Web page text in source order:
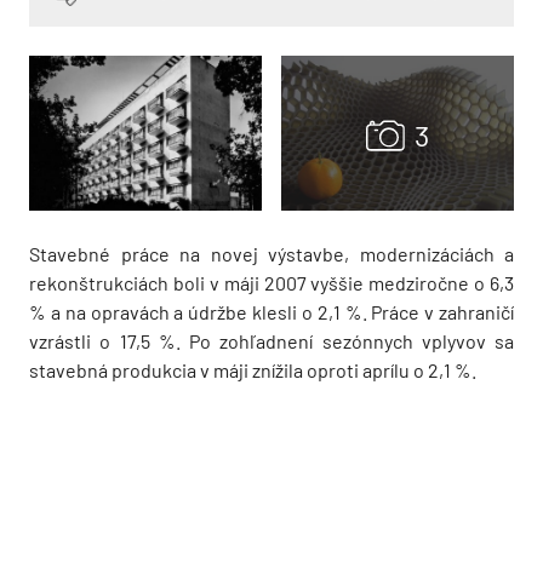
Stavebné práce na novej výstavbe, modernizáciách a
rekonštrukciách boli v máji 2007 vyššie medziročne o 6,3
% a na opravách a údržbe klesli o 2,1 %. Práce v zahraničí
vzrástli o 17,5 %. Po zohľadnení sezónnych vplyvov sa
stavebná produkcia v máji znížila oproti aprílu o 2,1 %.